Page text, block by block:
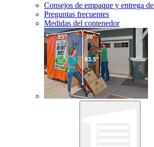
Consejos de empaque y entrega de
Preguntas frecuentes
Medidas del contenedor